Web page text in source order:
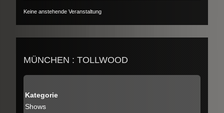
Keine anstehende Veranstaltung
MÜNCHEN : TOLLWOOD
Kategorie
Shows